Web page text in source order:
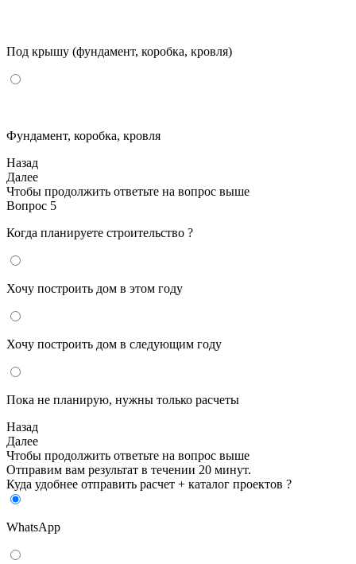
Под крышу (фундамент, коробка, кровля)
Фундамент, коробка, кровля
Назад
Далее
Чтобы продолжить ответьте на вопрос выше
Вопрос 5
Когда планируете строительство ?
Хочу построить дом в этом году
Хочу построить дом в следующим году
Пока не планирую, нужны только расчеты
Назад
Далее
Чтобы продолжить ответьте на вопрос выше
Отправим вам результат в течении 20 минут.
Куда удобнее отправить расчет + каталог проектов ?
WhatsApp